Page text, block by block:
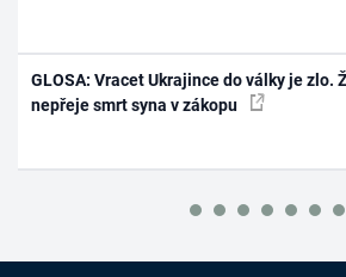
GLOSA: Vracet Ukrajince do války je zlo.
nepřeje smrt syna v zákopu